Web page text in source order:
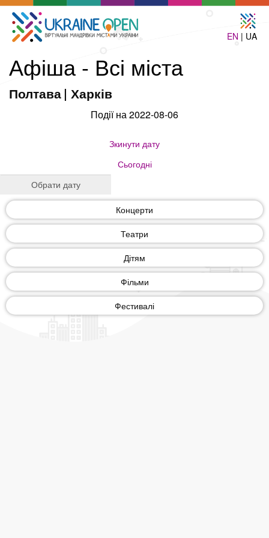
EN | UA
Афіша - Всі міста
Полтава| Харків
Події на 2022-08-06
Зкинути дату
Сьогодні
Концерти
Театри
Дітям
Фільми
Фестивалі